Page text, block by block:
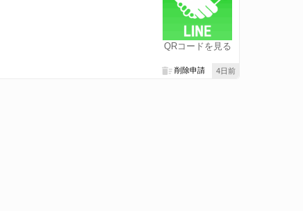
QRコードを見る
4日前
削除申請